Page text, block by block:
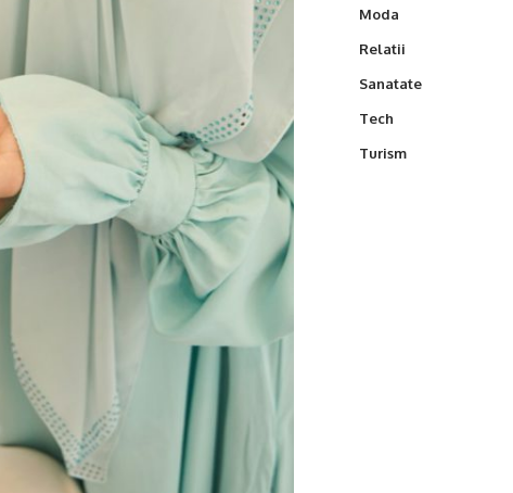
Moda
Relatii
Sanatate
Tech
Turism